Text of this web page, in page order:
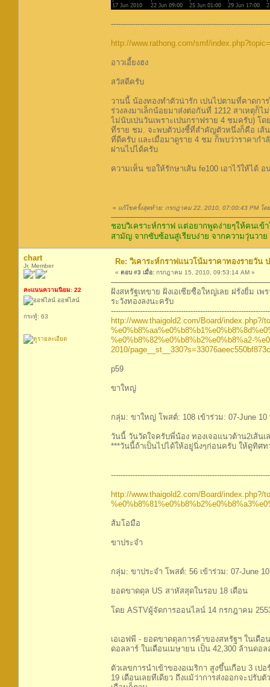
http://www.rathong.com/smf/
อาวเอี้ยงฮง
สวัสดีครับ
วานนี้ น้องทองทำตัวน่ารัก เปนไปตามที่คาดกา
ร่วงลงมาเล็กน้อยมาส่งต่อกันที่ 1212 สาเหตุก็
ไม่นับเปนวันเพราะเปนกราฟราย 4 ชมครับ) โ
ที่ราย ชม. จะพบตัวบ่งชี้ที่สำคัญตัวหนึ่งก็คือ เส้
ที่ดีครับ และเมื่อมาดูราย 4 ชม ก็พบว่าราคากำ
ผ่านไปได้ครับ
ความเห็น ขอให้รักษาเส้น fe100 เอาไว้ให้ได้
« แก้ไขครั้งสุดท้าย: กรกฎาคม 22, 2010, 07:00:43 PM โด
ชอบวิเคราะห์กราฟ แต่อยากพูดง่ายๆให้คนเ
สามัญ จากซับซ้อนสู่เรียบง่าย จากความวุ่นวา
chart
Jr. Member
คะแนนความนิยม: 22
ออฟไลน์
กระทู้: 63
Re: วิเคาระห์กราฟแนวโน้มราคาทองรายวัน
« ตอบ #3 เมื่อ: กรกฎาคม 15, 2010, 09:53:14 AM »
ฝั่งสหรัฐเทขาย ฝั่งเอเซียซื้อใหญ่เลย ฝรั่งยิ้ม เ
ระวังทองลงนะครับ
http://www.thaigold2.com/Board/index.php?/
%e0%b8%82%e0%b8%b2%e0%b8%a2-
2010/
p59
ขาใหญ่
กลุ่ม: ขาใหญ่ โพสต์: 108 เข้าร่วม: 07-June
วันนี้ วันวัดใจครับพี่น้อง ทองเจอแนวต้าน2เส้น
***วันนี้ถ้าเป็นไปได้ให้อยู่นิ่งๆก่อนครับ ให้ดูทิศ
http://www.thaigold2.com/Board/index.php?/
ส้มโอมือ
ขาประจำ
กลุ่ม: ขาประจำ โพสต์: 56 เข้าร่วม: 07-June
ยอดขาดดุล US สาหัสสุดในรอบ 18 เดือน
โดย ASTVผู้จัดการออนไลน์ 14 กรกฎาคม
เอเอฟพี - ยอดขาดดุลการค้าของสหรัฐฯ ในเดื
ดอลลาร์ ในเดือนเมษายน เป็น 42,300 ล้านดอ
ตัวเลขการนำเข้าของอเมริกา สูงขึ้นเกือบ 3 เ
19 เดือนเลยทีเดียว ถึงแม้ว่าการส่งออกจะปรั